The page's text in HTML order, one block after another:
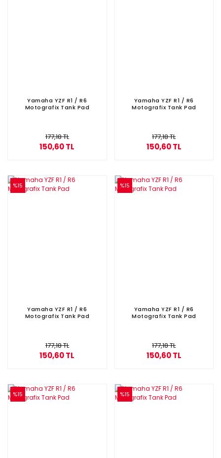
Yamaha YZF R1 / R6
Motografix Tank Pad
177,18 TL
150,60 TL
Yamaha YZF R1 / R6
Motografix Tank Pad
177,18 TL
150,60 TL
%15
Yamaha YZF R1 / R6
Motografix Tank Pad
177,18 TL
150,60 TL
%15
Yamaha YZF R1 / R6
Motografix Tank Pad
177,18 TL
150,60 TL
%15 %15